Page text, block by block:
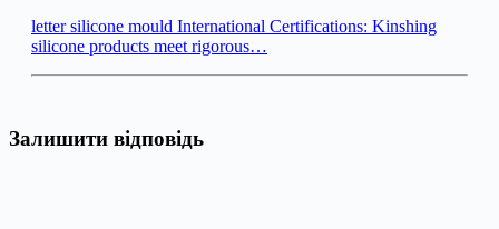
letter silicone mould International Certifications: Kinshing
silicone products meet rigorous…
Залишити відповідь